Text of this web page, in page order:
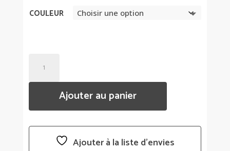
COULEUR
BOULE
SUCRE
-
PYLONES
Ajouter au panier
Ajouter à la liste d’envies